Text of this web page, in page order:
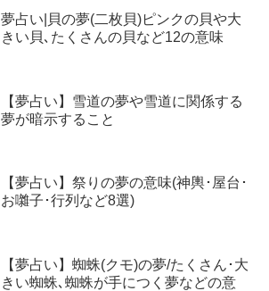
夢占い|貝の夢(二枚貝)ピンクの貝や大
きい貝､たくさんの貝など12の意味
【夢占い】雪道の夢や雪道に関係する
夢が暗示すること
【夢占い】祭りの夢の意味(神輿･屋台･
お囃子･行列など8選)
【夢占い】蜘蛛(クモ)の夢/たくさん･大
きい蜘蛛､蜘蛛が手につく夢などの意